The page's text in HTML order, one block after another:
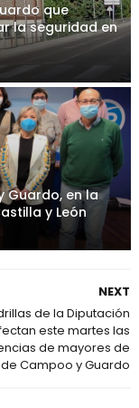
que
la seguridad en
Guardo, en la
y León
NEXT
de la Diputación
este martes las
de mayores de
Campoo y Guardo